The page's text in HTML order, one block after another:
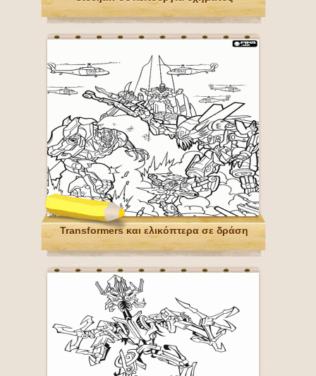
Transformers και ελικόπτερα σε δράση